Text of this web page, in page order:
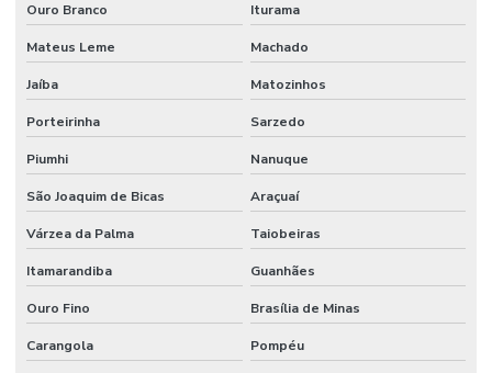
Ouro Branco Iturama
Mateus Leme Machado
Jaíba Matozinhos
Porteirinha Sarzedo
Piumhi Nanuque
São Joaquim de Bicas Araçuaí
Várzea da Palma Taiobeiras
Itamarandiba Guanhães
Ouro Fino Brasília de Minas
Carangola Pompéu